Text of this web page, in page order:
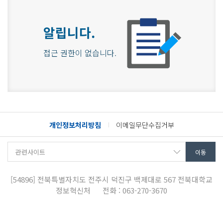
알립니다.
접근 권한이 없습니다.
개인정보처리방침 이메일무단수집거부
[54896] 전북특별자치도 전주시 덕진구 백제대로 567 전북대학교
정보혁신처
전화 : 063-270-3670